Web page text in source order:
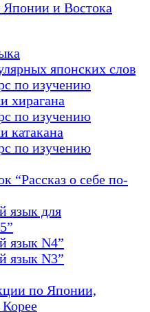
и Востока
японских слов
по изучению
хирагана
по изучению
катакана
по изучению
“Рассказ о себе по-
язык для
язык N4”
язык N3”
по Японии,